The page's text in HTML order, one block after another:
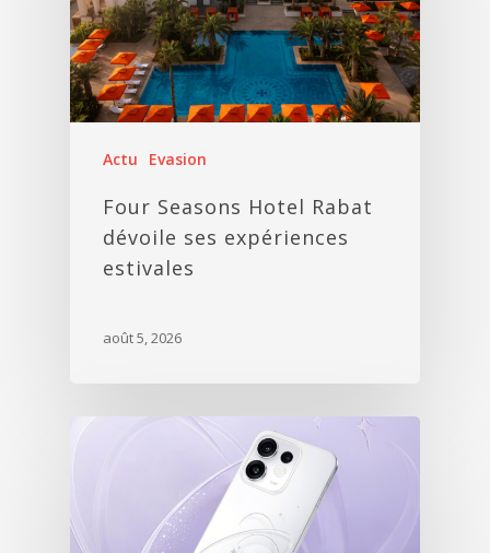
Actu Evasion
Four Seasons Hotel Rabat
dévoile ses expériences
estivales
août 5, 2026